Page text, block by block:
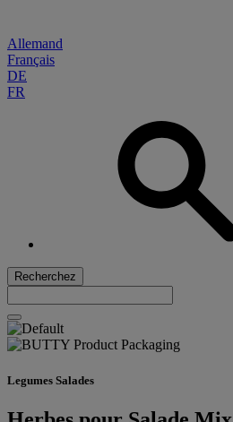
Allemand
Français
DE
FR
Recherchez
Legumes Salades